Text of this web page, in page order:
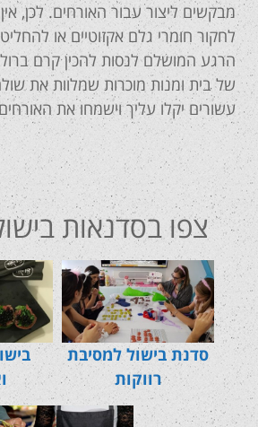
מבקשים ליצור עבור האורחים. לכן,
לחקור חומרי גלם אקזוטיים או
הרגע המושלם לנסות להכין קרם
של בית ומנות מוכרות שמלוות את
עשורים יקלו עליך וישמחו את
צפו בסדנאות
סדנת בישול למסיבת
רווקות